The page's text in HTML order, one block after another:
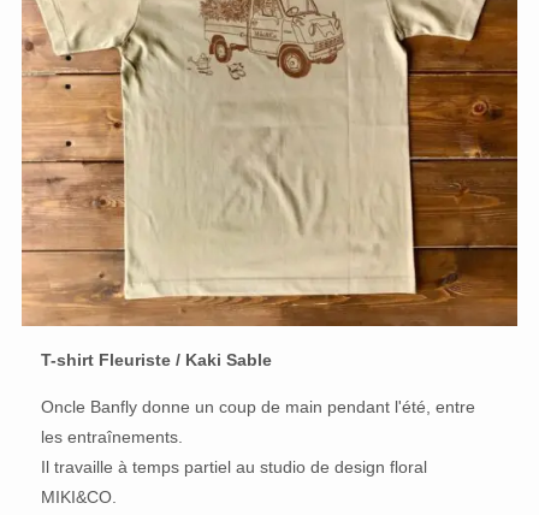
T-shirt Fleuriste / Kaki Sable
Oncle Banfly donne un coup de main pendant l'été, entre
les entraînements.
Il travaille à temps partiel au studio de design floral
MIKI&CO.